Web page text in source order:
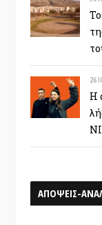
26
Η
ΑΠΟΨΕΙΣ-